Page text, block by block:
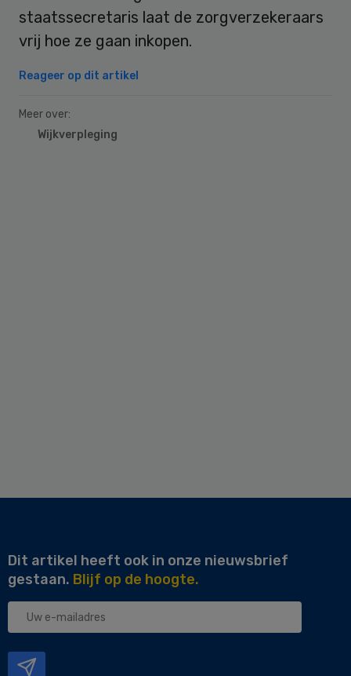
staatssecretaris laat de zorgverzekeraars
vrij hoe ze gaan inkopen.
Reageer op dit artikel
Meer over:
Wijkverpleging
Dit artikel heeft ook in onze nieuwsbrief
gestaan. Blijf op de hoogte.
Uw